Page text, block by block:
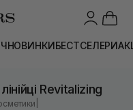
НОВИНКИБЕСТСЕЛЕРИ
Revitalizing